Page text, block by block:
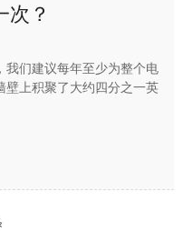
次？
我们建议每年至少为整个电
壁上积聚了大约四分之一英